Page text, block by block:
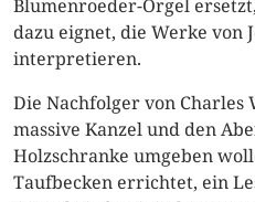
Blumenroeder-Orgel
dazu eignet, die Werke von
interpretieren.
Die Nachfolger von Charles
massive Kanzel und den
Holzschranke umgeben
Taufbecken errichtet, ein